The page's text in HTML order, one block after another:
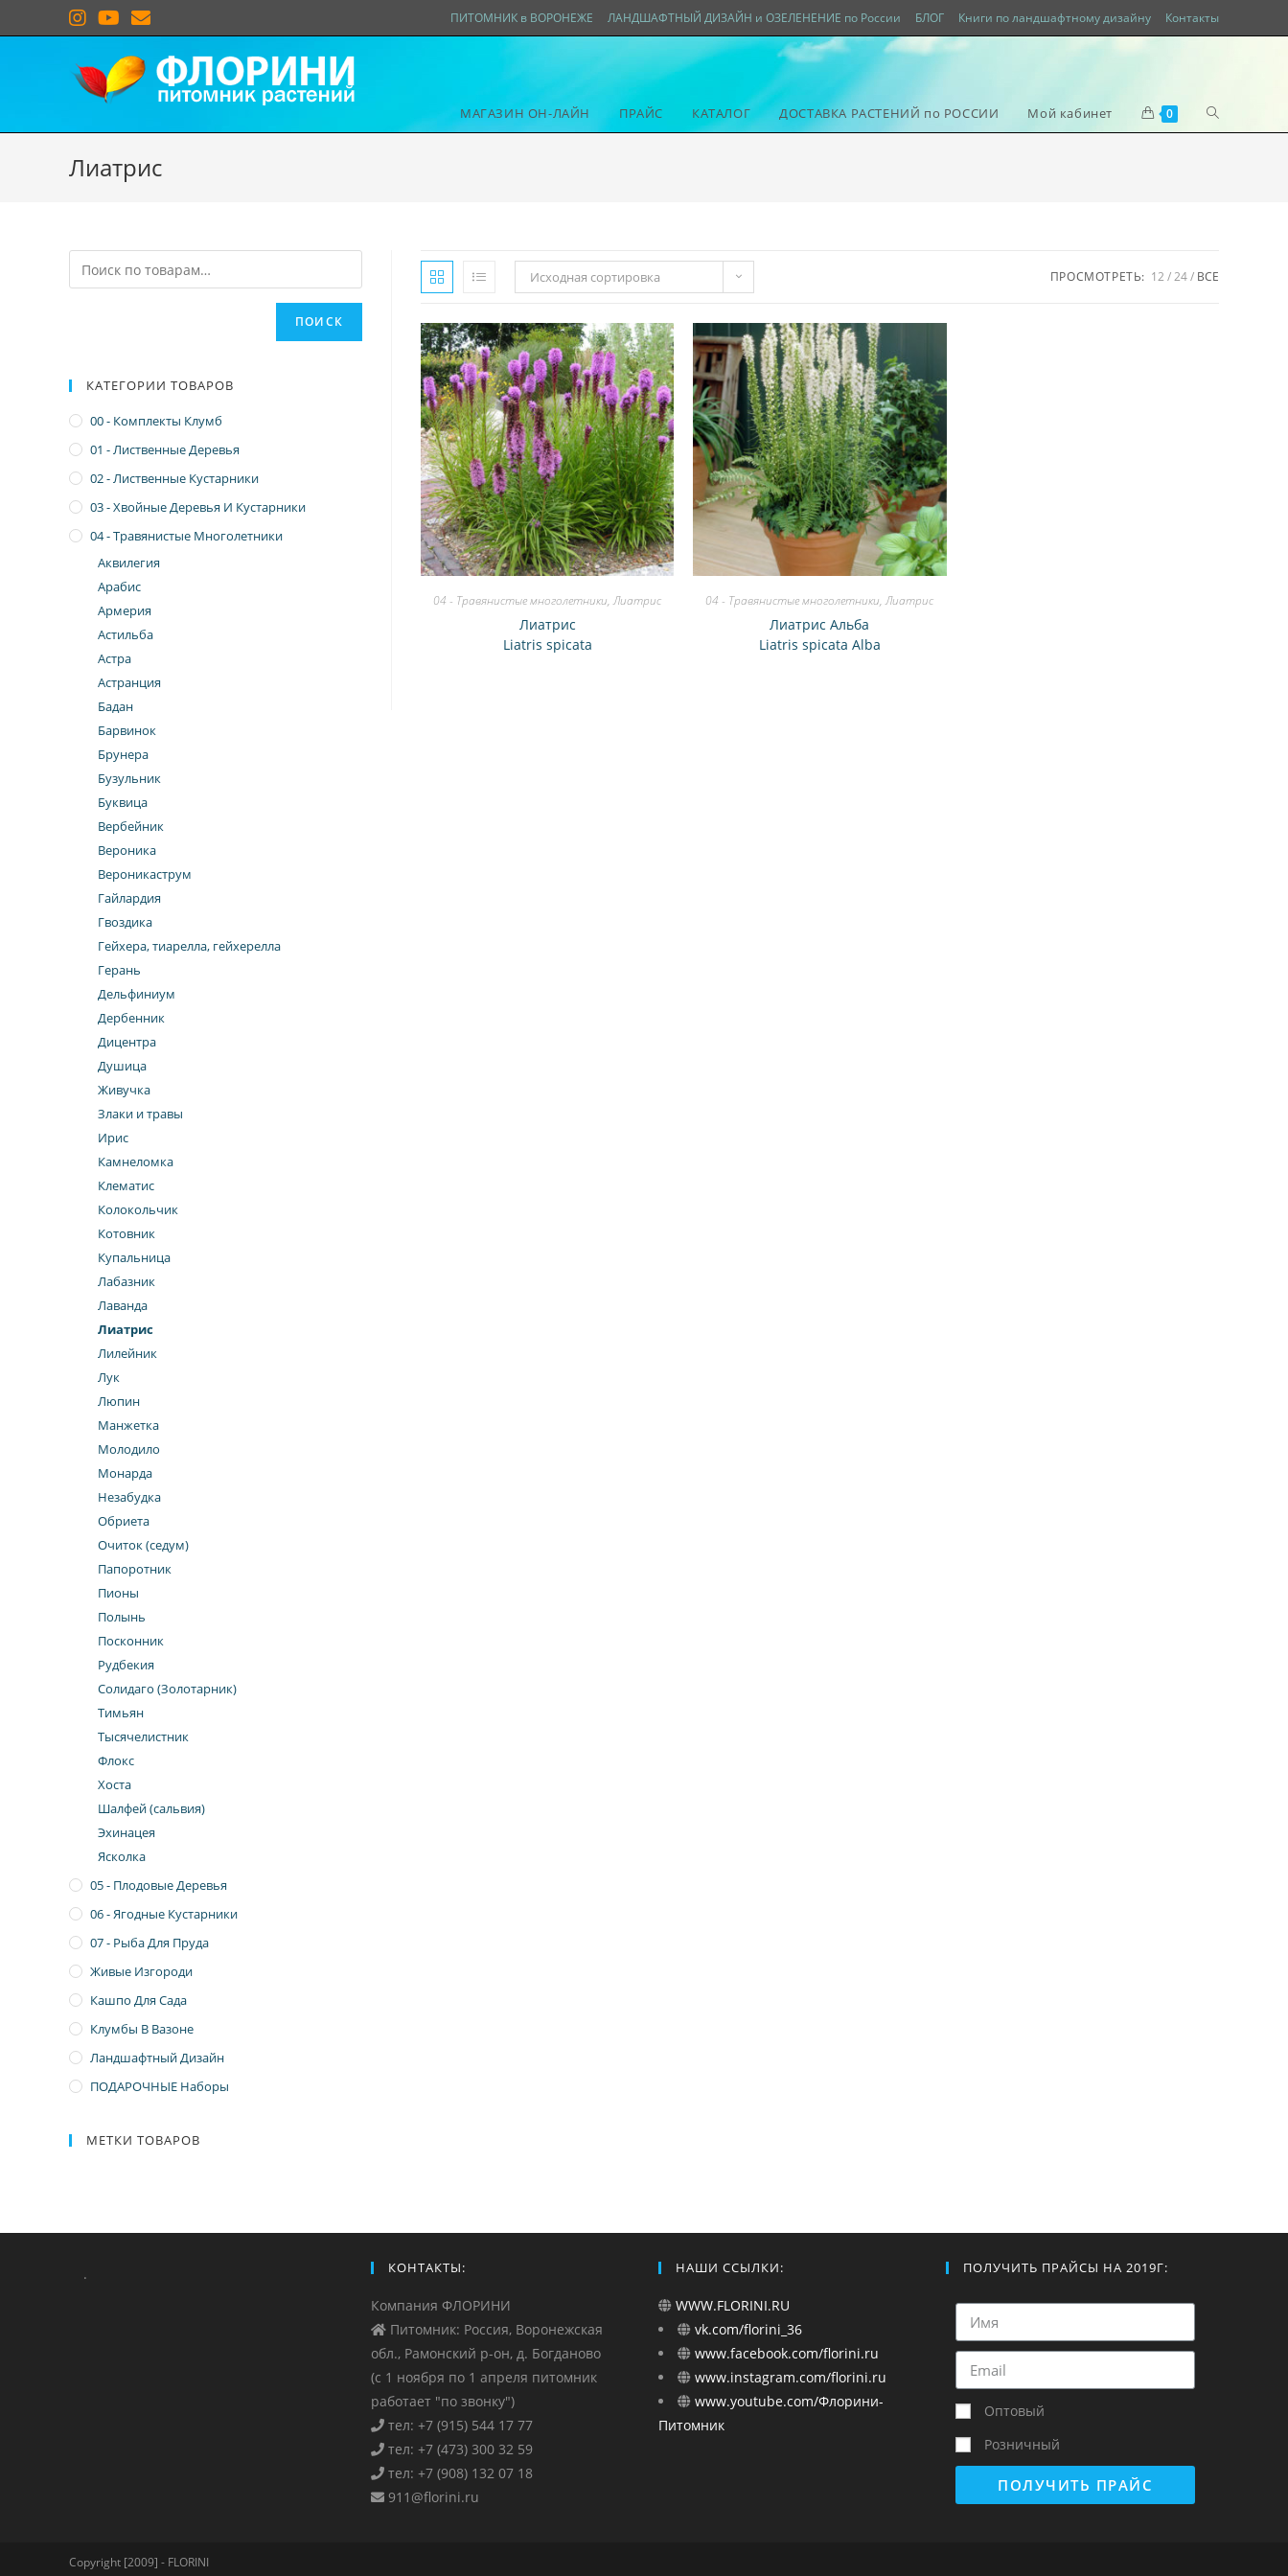
ПИТОМНИК в ВОРОНЕЖЕ ЛАНДШАФТНЫЙ ДИЗАЙН и ОЗЕЛЕНЕНИЕ по России БЛОГ Книги по ландшафтному дизайну Контакты
МАГАЗИН ОН-ЛАЙН ПРАЙС КАТАЛОГ ДОСТАВКА РАСТЕНИЙ по РОССИИ Мой кабинет 0
Лиатрис
Исходная сортировка ПРОСМОТРЕТЬ: 12 24 ВСЕ
04 - Травянистые многолетники,Лиатрис
Лиатрис
Liatris spicata
04 - Травянистые многолетники,Лиатрис
Лиатрис Альба
Liatris spicata Alba
ПОИСК
КАТЕГОРИИ ТОВАРОВ
00 - Комплекты Клумб
01 - Лиственные Деревья
02 - Лиственные Кустарники
03 - Хвойные Деревья И Кустарники
04 - Травянистые Многолетники
Аквилегия
Арабис
Армерия
Астильба
Астра
Астранция
Бадан
Барвинок
Брунера
Бузульник
Буквица
Вербейник
Вероника
Вероникаструм
Гайлардия
Гвоздика
Гейхера, тиарелла, гейхерелла
Герань
Дельфиниум
Дербенник
Дицентра
Душица
Живучка
Злаки и травы
Ирис
Камнеломка
Клематис
Колокольчик
Котовник
Купальница
Лабазник
Лаванда
Лиатрис
Лилейник
Лук
Люпин
Манжетка
Молодило
Монарда
Незабудка
Обриета
Очиток (седум)
Папоротник
Пионы
Полынь
Посконник
Рудбекия
Солидаго (Золотарник)
Тимьян
Тысячелистник
Флокс
Хоста
Шалфей (сальвия)
Эхинацея
Ясколка
05 - Плодовые Деревья
06 - Ягодные Кустарники
07 - Рыба Для Пруда
Живые Изгороди
Кашпо Для Сада
Клумбы В Вазоне
Ландшафтный Дизайн
ПОДАРОЧНЫЕ Наборы
МЕТКИ ТОВАРОВ
. КОНТАКТЫ:
Компания ФЛОРИНИ
Питомник: Россия, Воронежская
обл., Рамонский р-он, д. Богданово
(с 1 ноября по 1 апреля питомник
работает "по звонку")
тел: +7 (915) 544 17 77
тел: +7 (473) 300 32 59
тел: +7 (908) 132 07 18
911@florini.ru
НАШИ ССЫЛКИ:
WWW.FLORINI.RU
vk.com/florini_36
www.facebook.com/florini.ru
www.instagram.com/florini.ru
www.youtube.com/Флорини-
Питомник
ПОЛУЧИТЬ ПРАЙСЫ НА 2019Г:
Оптовый
Розничный
ПОЛУЧИТЬ ПРАЙС
Copyright [2009] - FLORINI